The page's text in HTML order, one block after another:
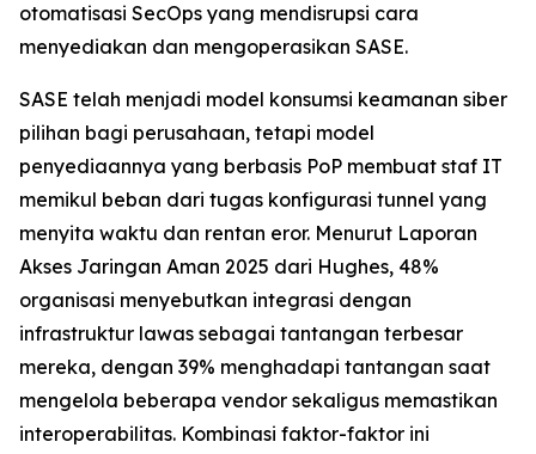
otomatisasi SecOps yang mendisrupsi cara
menyediakan dan mengoperasikan SASE.
SASE telah menjadi model konsumsi keamanan siber
pilihan bagi perusahaan, tetapi model
penyediaannya yang berbasis PoP membuat staf IT
memikul beban dari tugas konfigurasi tunnel yang
menyita waktu dan rentan eror. Menurut Laporan
Akses Jaringan Aman 2025 dari Hughes, 48%
organisasi menyebutkan integrasi dengan
infrastruktur lawas sebagai tantangan terbesar
mereka, dengan 39% menghadapi tantangan saat
mengelola beberapa vendor sekaligus memastikan
interoperabilitas. Kombinasi faktor-faktor ini